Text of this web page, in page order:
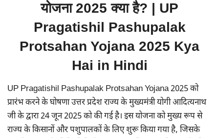
योजना 2025 क्या है? | UP
Pragatishil Pashupalak
Protsahan Yojana 2025 Kya
Hai in Hindi
UP Pragatishil Pashupalak Protsahan Yojana 2025 को
प्रारंभ करने के घोषणा उत्तर प्रदेश राज्य के मुख्यमंत्री योगी आदित्यनाथ
जी के द्वारा 24 जून 2025 को की गई है। इस योजना को मुख्य रूप से
राज्य के किसानों और पशुपालकों के लिए शुरू किया गया है, जिसके